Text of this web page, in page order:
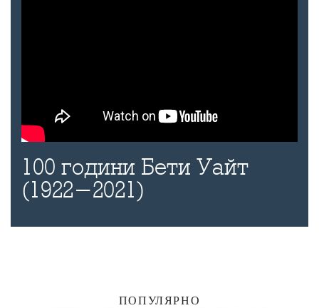
100 години Бети Уайт
(1922-2021)
ПОПУЛЯРНО